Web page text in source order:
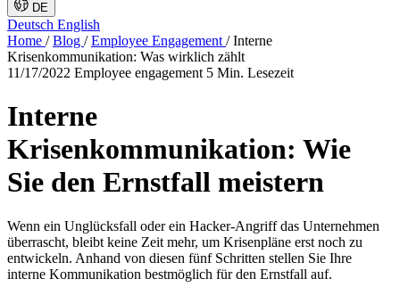
DE
Deutsch English
Home /Blog /Employee Engagement /Interne
Krisenkommunikation: Was wirklich zählt
11/17/2022 Employee engagement 5 Min. Lesezeit
Interne
Krisenkommunikation: Wie
Sie den Ernstfall meistern
Wenn ein Unglücksfall oder ein Hacker-Angriff das Unternehmen
überrascht, bleibt keine Zeit mehr, um Krisenpläne erst noch zu
entwickeln. Anhand von diesen fünf Schritten stellen Sie Ihre
interne Kommunikation bestmöglich für den Ernstfall auf.